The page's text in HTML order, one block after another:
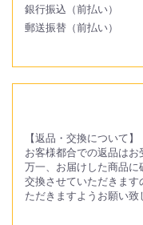
銀行振込（前払い）
郵送振替（前払い）
【返品・交換について】
お客様都合での返品はお
万一、お届けした商品
交換させていただきま
ただきますようお願い致